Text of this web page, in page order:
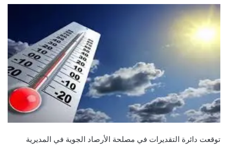
توقعت دائرة التقديرات في مصلحة الأرصاد الجوية في المديرية